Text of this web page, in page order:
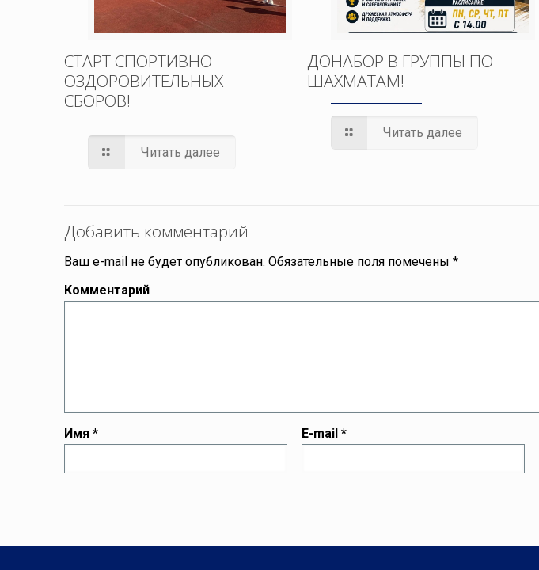
СТАРТ СПОРТИВНО-
ОЗДОРОВИТЕЛЬНЫХ
СБОРОВ!
Читать далее
ДОНАБОР В ГРУППЫ ПО
ШАХМАТАМ!
Читать далее
Добавить комментарий
Ваш e-mail не будет опубликован. Обязательные поля помечены*
Комментарий
Имя* E-mail*